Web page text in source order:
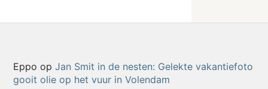
Eppo opJan Smit in de nesten: Gelekte vakantiefoto
gooit olie op het vuur in Volendam